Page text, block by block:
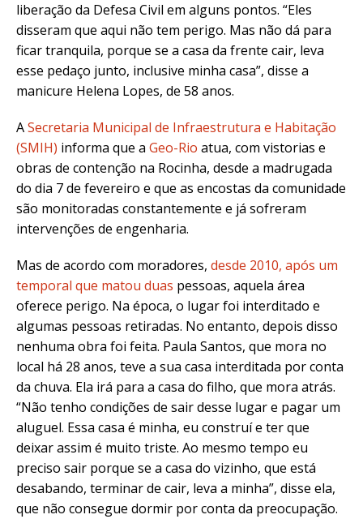
liberação da Defesa Civil em alguns pontos. “Eles
disseram que aqui não tem perigo. Mas não dá para
ficar tranquila, porque se a casa da frente cair, leva
esse pedaço junto, inclusive minha casa”, disse a
manicure Helena Lopes, de 58 anos.
ASecretaria Municipal de Infraestrutura e Habitação
(SMIH) informa que a Geo-Rio atua, com vistorias e
obras de contenção na Rocinha, desde a madrugada
do dia 7 de fevereiro e que as encostas da comunidade
são monitoradas constantemente e já sofreram
intervenções de engenharia.
Mas de acordo com moradores, desde 2010, após um
temporal que matou duas pessoas, aquela área
oferece perigo. Na época, o lugar foi interditado e
algumas pessoas retiradas. No entanto, depois disso
nenhuma obra foi feita. Paula Santos, que mora no
local há 28 anos, teve a sua casa interditada por conta
da chuva. Ela irá para a casa do filho, que mora atrás.
“Não tenho condições de sair desse lugar e pagar um
aluguel. Essa casa é minha, eu construí e ter que
deixar assim é muito triste. Ao mesmo tempo eu
preciso sair porque se a casa do vizinho, que está
desabando, terminar de cair, leva a minha”, disse ela,
que não consegue dormir por conta da preocupação.